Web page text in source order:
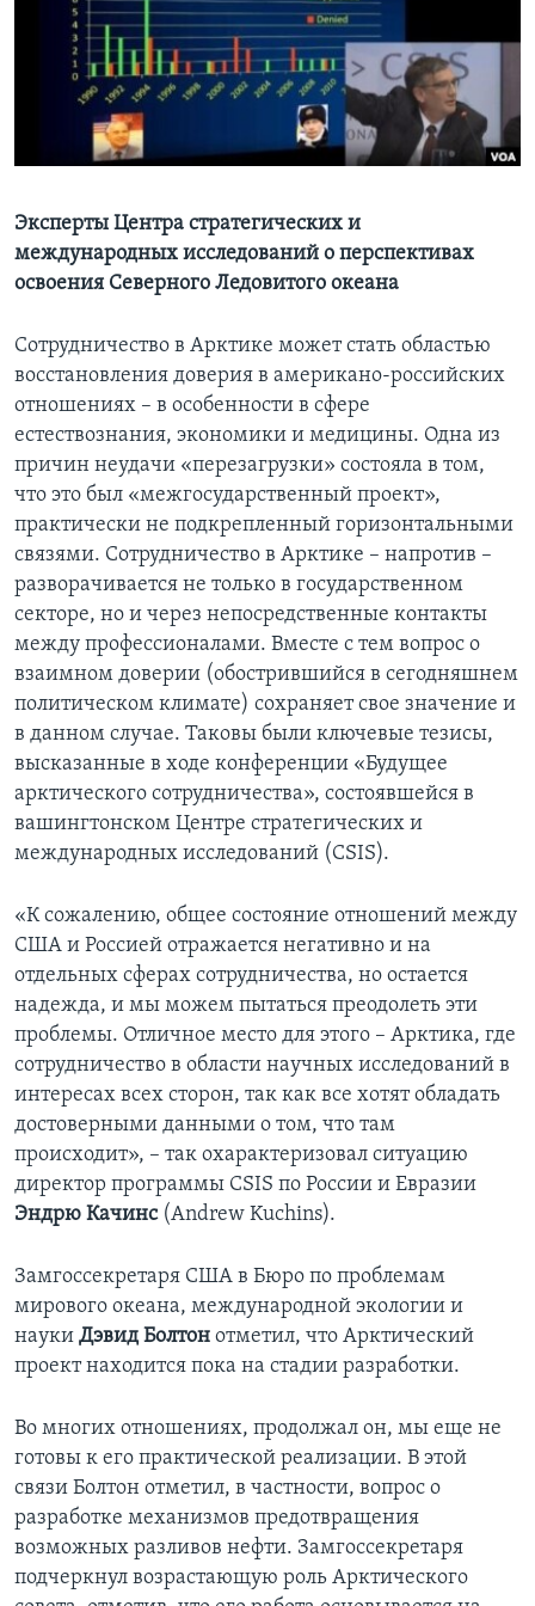
Learning English
СОЦИАЛЬНЫЕ СЕТИ
Языки
Эксперты Центра стратегических и
международных исследований о перспективах
освоения Северного Ледовитого океана
Сотрудничество в Арктике может стать областью
восстановления доверия в американо-российских
отношениях – в особенности в сфере
естествознания, экономики и медицины. Одна из
причин неудачи «перезагрузки» состояла в том,
что это был «межгосударственный проект»,
практически не подкрепленный горизонтальными
связями. Сотрудничество в Арктике – напротив –
разворачивается не только в государственном
секторе, но и через непосредственные контакты
между профессионалами. Вместе с тем вопрос о
взаимном доверии (обострившийся в сегодняшнем
политическом климате) сохраняет свое значение и
в данном случае. Таковы были ключевые тезисы,
высказанные в ходе конференции «Будущее
арктического сотрудничества», состоявшейся в
вашингтонском Центре стратегических и
международных исследований (CSIS).
«К сожалению, общее состояние отношений между
США и Россией отражается негативно и на
отдельных сферах сотрудничества, но остается
надежда, и мы можем пытаться преодолеть эти
проблемы. Отличное место для этого – Арктика, где
сотрудничество в области научных исследований в
интересах всех сторон, так как все хотят обладать
достоверными данными о том, что там
происходит», – так охарактеризовал ситуацию
директор программы CSIS по России и Евразии
Эндрю Качинс(Andrew Kuchins).
Замгоссекретаря США в Бюро по проблемам
мирового океана, международной экологии и
науки Дэвид Болтон отметил, что Арктический
проект находится пока на стадии разработки.
Во многих отношениях, продолжал он, мы еще не
готовы к его практической реализации. В этой
связи Болтон отметил, в частности, вопрос о
разработке механизмов предотвращения
возможных разливов нефти. Замгоссекретаря
подчеркнул возрастающую роль Арктического